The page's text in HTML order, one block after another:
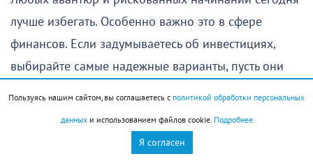
лучше избегать. Особенно важно это в сфере
финансов. Если задумываетесь об инвестициях,
выбирайте самые надежные варианты, пусть они
Это неплохой день для покупок, но приобретать
Пользуясь нашим сайтом, вы соглашаетесь с политикой обработки персональных
данныхи использованием файлов cookie. Подробнее
Я согласен